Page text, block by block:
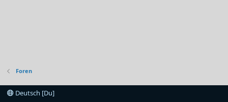
Foren
Deutsch [Du]